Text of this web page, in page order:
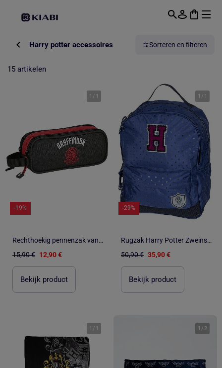
Harry potter accessoires Sorteren en filteren
15 artikelen
1 / 1
-19%
Rechthoekig pennenzak van stof canvas 2 vakken Harry Potter
15,90 € 12,90 €
Bekijk product
1 / 1
-29%
Rugzak Harry Potter Zweinstein met 2 vakken 42 cm
50,90 € 35,90 €
Bekijk product
1 / 1 1 / 2